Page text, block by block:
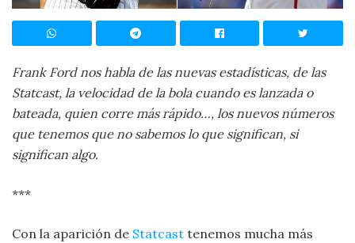
Frank Ford nos habla de las nuevas estadísticas, de las
Statcast, la velocidad de la bola cuando es lanzada o
bateada, quien corre más rápido…, los nuevos números
que tenemos que no sabemos lo que significan, si
significan algo.
***
Con la aparición de Statcast tenemos mucha más